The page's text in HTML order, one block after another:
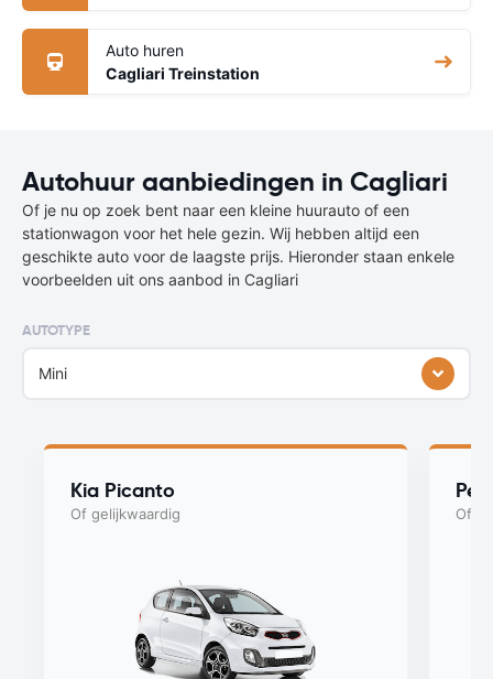
Auto huren
Cagliari Treinstation
Autohuur aanbiedingen in Cagliari
Of je nu op zoek bent naar een kleine huurauto of een
stationwagon voor het hele gezin. Wij hebben altijd een
geschikte auto voor de laagste prijs. Hieronder staan enkele
voorbeelden uit ons aanbod in Cagliari
AUTOTYPE
Mini
Kia Picanto
Of gelijkwaardig Of